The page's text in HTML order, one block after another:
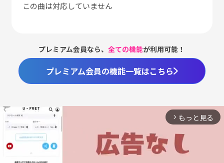
この曲は対応していません
プレミアム会員なら、全ての機能が利用可能！
プレミアム会員の機能一覧はこちら
arrow_forward_ios もっと見る